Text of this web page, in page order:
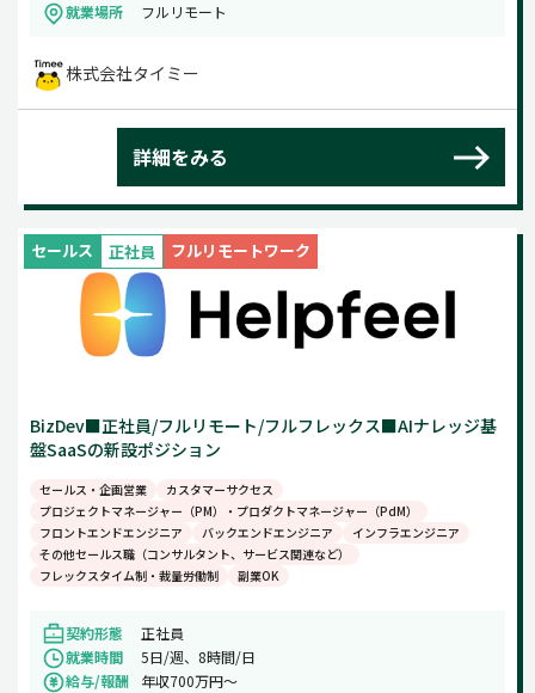
就業場所
フルリモート
株式会社タイミー
詳細をみる
セールス 正社員 フルリモートワーク
BizDev■正社員/フルリモート/フルフレックス■AIナレッジ基
盤SaaSの新設ポジション
セールス・企画営業
カスタマーサクセス
プロジェクトマネージャー（PM）・プロダクトマネージャー（PdM）
フロントエンドエンジニア
バックエンドエンジニア
インフラエンジニア
その他セールス職（コンサルタント、サービス関連など）
フレックスタイム制・裁量労働制
副業OK
契約形態
正社員
就業時間
5日/週、8時間/日
給与/報酬
年収700万円～